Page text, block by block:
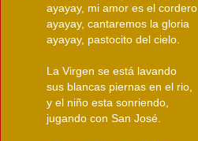
ayayay, mi amor es el cordero
ayayay, cantaremos la gloria
ayayay, pastocito del cielo.
La Virgen se está lavando
sus blancas piernas en el rio,
y el niño esta sonriendo,
jugando con San José.